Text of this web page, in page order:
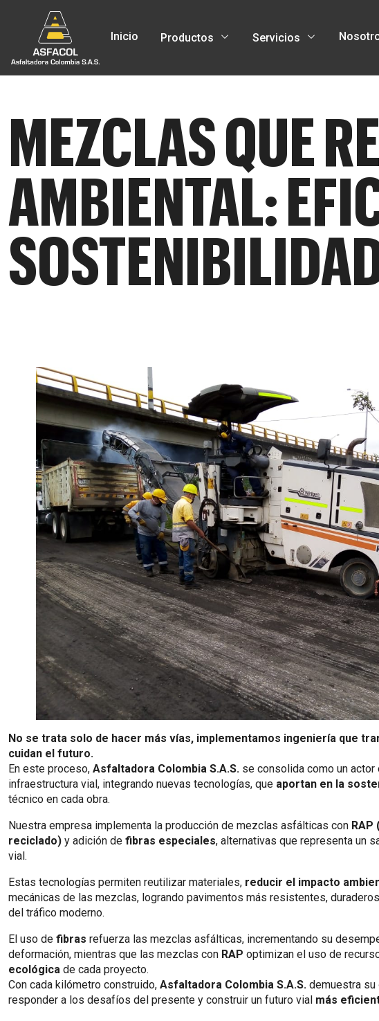
Inicio Productos Servicios
MEZCLAS QUE
AMBIENTAL:
No se trata solo de hacer más vías, implementamos ingeniería que
cuidan el futuro.
En este proceso, Asfaltadora Colombia S.A.S. se consolida como un
infraestructura vial, integrando nuevas tecnologías, que aportan en la
técnico en cada obra.
Nuestra empresa implementa la producción de mezclas asfálticas con RAP
reciclado) y adición de fibras especiales, alternativas que representa un
vial.
Estas tecnologías permiten reutilizar materiales, reducir el impacto
mecánicas de las mezclas, logrando pavimentos más resistentes,
del tráfico moderno.
El uso de fibras refuerza las mezclas asfálticas, incrementando su
deformación, mientras que las mezclas con RAP optimizan el uso de
ecológica de cada proyecto.
Con cada kilómetro construido, Asfaltadora Colombia S.A.S. demuestra su
responder a los desafíos del presente y construir un futuro vial más